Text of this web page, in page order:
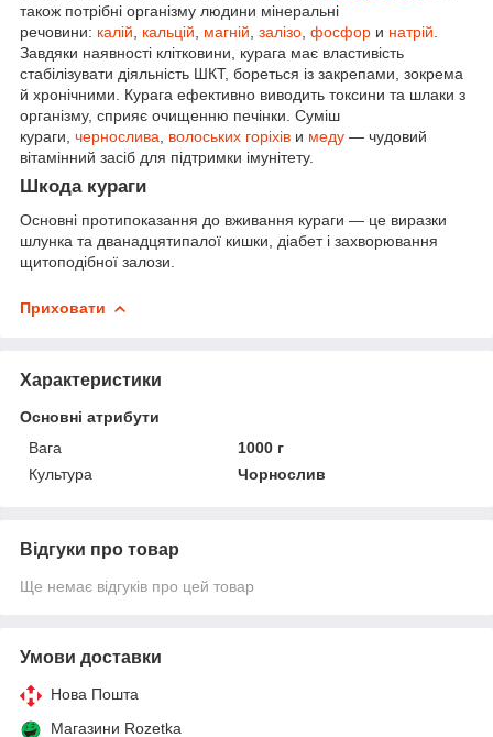
також потрібні організму людини мінеральні
речовини: калій кальцій магній залізо фосфор и натрій
Завдяки наявності клітковини, курага має властивість
стабілізувати діяльність ШКТ, бореться із закрепами, зокрема
й хронічними. Курага ефективно виводить токсини та шлаки з
організму, сприяє очищенню печінки. Суміш
кураги, чернослива волоських горіхів и меду — чудовий
вітамінний засіб для підтримки імунітету.
Шкода кураги
Основні протипоказання до вживання кураги — це виразки
шлунка та дванадцятипалої кишки, діабет і захворювання
щитоподібної залози.
Приховати
Характеристики
Основні атрибути
Вага
1000 г
Культура
Чорнослив
Відгуки про товар
Ще немає відгуків про цей товар
Умови доставки
Нова Пошта
Магазини Rozetka